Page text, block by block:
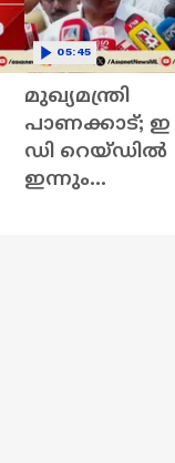
മുഖ്യമന്ത്രി
പാണക്കാട്; ഇ
ഡി റെയ്ഡിൽ
ഇന്നും
05:45